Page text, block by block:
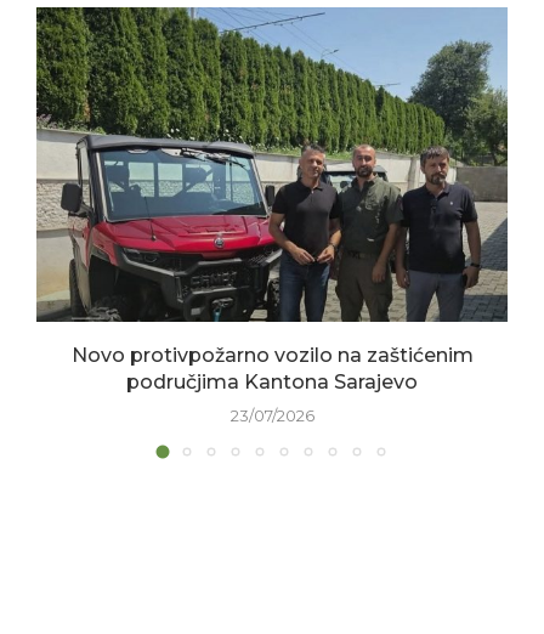
Novo protivpožarno vozilo na zaštićenim
područjima Kantona Sarajevo
23/07/2026